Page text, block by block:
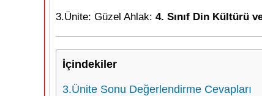
3.Ünite: Güzel Ahlak: 4. Sınıf Din Kültürü
İçindekiler
3.Ünite Sonu Değerlendirme Cevapları